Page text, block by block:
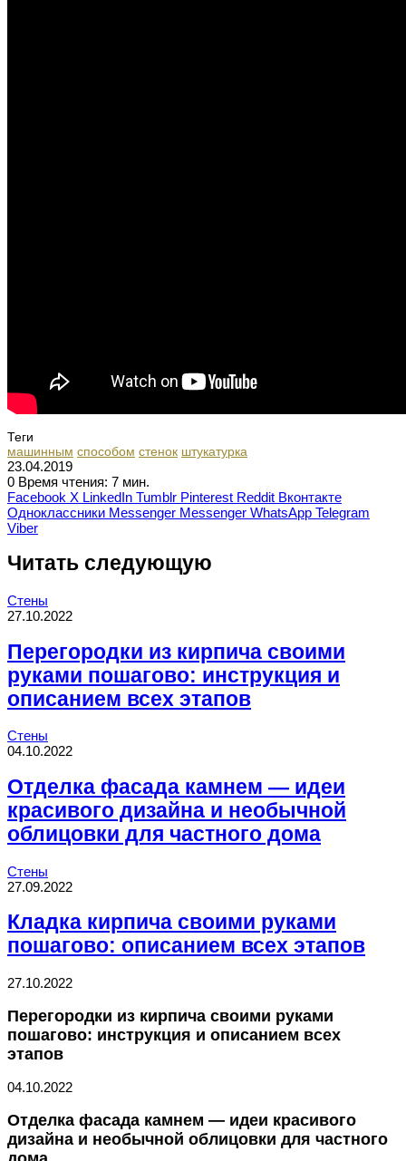
Теги
машинным способом стенок штукатурка
23.04.2019
0 Время чтения: 7 мин.
Facebook X LinkedIn Tumblr Pinterest Reddit Вконтакте
Одноклассники Messenger Messenger WhatsApp Telegram
Viber
Читать следующую
Стены
27.10.2022
Перегородки из кирпича своими
руками пошагово: инструкция и
описанием всех этапов
Стены
04.10.2022
Отделка фасада камнем — идеи
красивого дизайна и необычной
облицовки для частного дома
Стены
27.09.2022
Кладка кирпича своими руками
пошагово: описанием всех этапов
27.10.2022
Перегородки из кирпича своими руками
пошагово: инструкция и описанием всех
этапов
04.10.2022
Отделка фасада камнем — идеи красивого
дизайна и необычной облицовки для частного